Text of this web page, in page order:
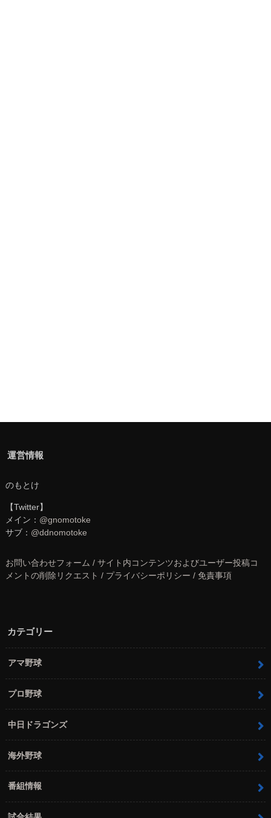
運営情報
のもとけ
【Twitter】
メイン： @gnomotoke
サブ： @ddnomotoke
お問い合わせフォーム / サイト内コンテンツおよびユーザー投稿コ
メントの削除リクエスト / プライバシーポリシー / 免責事項
カテゴリー
アマ野球
プロ野球
中日ドラゴンズ
海外野球
番組情報